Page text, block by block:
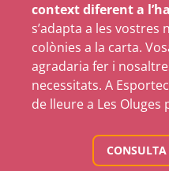
context diferent a
s’adapta a les vostres
colònies a la carta.
agradaria fer i
necessitats. A
de lleure a Les Oluges
CONSULTA